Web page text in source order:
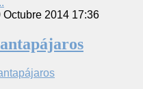
Octubre 2014 17:36